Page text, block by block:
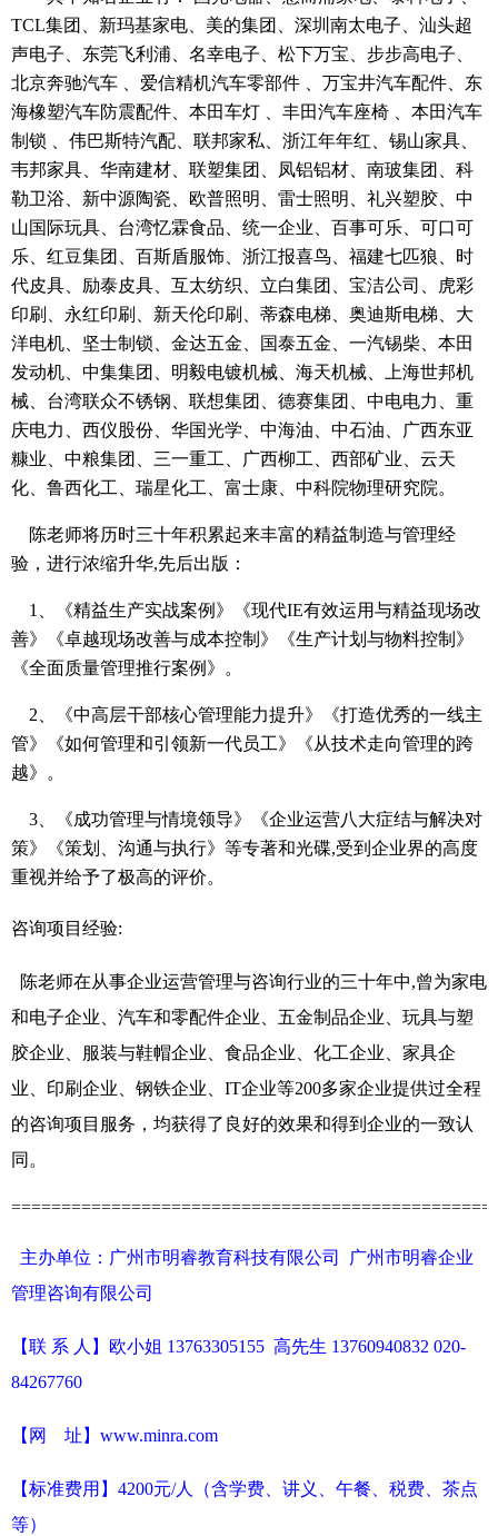
TCL集团、新玛基家电、美的集团、深圳南太电子、汕头超
声电子、东莞飞利浦、名幸电子、松下万宝、步步高电子、
北京奔驰汽车 、爱信精机汽车零部件 、万宝井汽车配件、东
海橡塑汽车防震配件、本田车灯 、丰田汽车座椅 、本田汽车
制锁 、伟巴斯特汽配、联邦家私、浙江年年红、锡山家具、
韦邦家具、华南建材、联塑集团、凤铝铝材、南玻集团、科
勒卫浴、新中源陶瓷、欧普照明、雷士照明、礼兴塑胶、中
山国际玩具、台湾忆霖食品、统一企业、百事可乐、可口可
乐、红豆集团、百斯盾服饰、浙江报喜鸟、福建七匹狼、时
代皮具、励泰皮具、互太纺织、立白集团、宝洁公司、虎彩
印刷、永红印刷、新天伦印刷、蒂森电梯、奥迪斯电梯、大
洋电机、坚士制锁、金达五金、国泰五金、一汽锡柴 、本田
发动机、中集集团、明毅电镀机械、海天机械、上海世邦机
械、台湾联众不锈钢、联想集团、德赛集团、中电电力、重
庆电力、西仪股份、华国光学、中海油、中石油、广西东亚
糠业、中粮集团、 三一重工、
广西柳工、西部矿业、云天
化、鲁西化工、 瑞星化工、 富士康、中科院物理研究院。
陈老师将历时三十年积累起来丰富的精益制造与管理经
验，进行浓缩升华,先后出版 ：
1 、《精益生产实战案例》《现代IE有效运用与精益现场改
善》《卓越现场改善与成本控制》
《生产计划与物料控制》
《全面质量管理推行案例》。
2 、《中高层干部核心管理能力提升》《打造优秀的一线主
管》《如何管理和引领新一代员工》《从技术走向管理的跨
越》
。
3 、《成功管理与情境领导》《企业运营八大症结与解决对
策》《策划、沟通与执行》等专著和光碟,受到企业界的高度
重视并给予了极高的评价。
咨询项目经验:
陈老师在从事企业运营管理与咨询行业的三十年中,曾为家电
和电子企业、汽车和零配件企业、五金制品企业、玩具与塑
胶企业、服装与鞋帽企业、食品企业、化工企业、 家具企
业、 印刷企业、钢铁企业、 IT企业等200多家企业提供过全程
的咨询项目服务，均获得了良好的效果和得到企业的一致认
同 。
主办单位： 广州市明睿教育科技有限公司
广州市明睿企业
管理咨询有限公司
【联 系 人】欧小姐 13763305155 高先生 13760940832 020-
84267760
【 网 址】 www.minra.com
【标准费用】 4200元/人（含学费、讲义、午餐、税费、茶点
等）